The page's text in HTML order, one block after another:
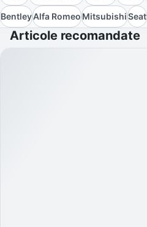
BentleyAlfa RomeoMitsubishiSeat
Articole recomandate